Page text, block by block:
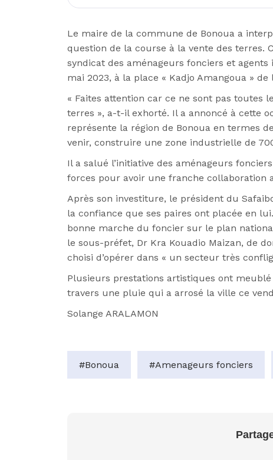
Le maire de la commune de Bonoua a
question de la course à la vente des terres.
syndicat des aménageurs fonciers et
mai 2023, à la place « Kadjo Amangoua » de
« Faites attention car ce ne sont pas toutes
terres », a-t-il exhorté. Il a annoncé à cette
représente la région de Bonoua en termes
venir, construire une zone industrielle de
Il a salué l’initiative des aménageurs
forces pour avoir une franche collaboration
Après son investiture, le président du
la confiance que ses paires ont placée en
bonne marche du foncier sur le plan
le sous-préfet, Dr Kra Kouadio Maizan, de
choisi d’opérer dans « un secteur très
Plusieurs prestations artistiques ont
travers une pluie qui a arrosé la ville ce
Solange ARALAMON
#Bonoua #Amenageurs fonciers